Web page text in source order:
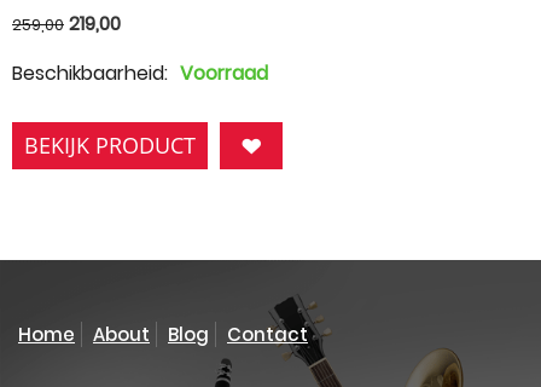
259,00 219,00
Beschikbaarheid: Voorraad
BEKIJK PRODUCT
Home About Blog Contact